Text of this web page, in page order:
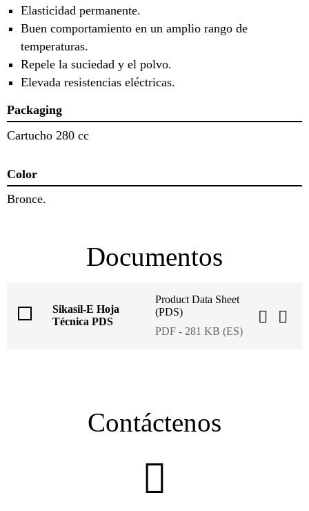
Elasticidad permanente.
Buen comportamiento en un amplio rango de
temperaturas.
Repele la suciedad y el polvo.
Elevada resistencias eléctricas.
Packaging
Cartucho 280 cc
Color
Bronce.
Documentos
Sikasil-E Hoja
Técnica PDS
Product Data Sheet
(PDS)
PDF - 281 KB (ES)
Contáctenos